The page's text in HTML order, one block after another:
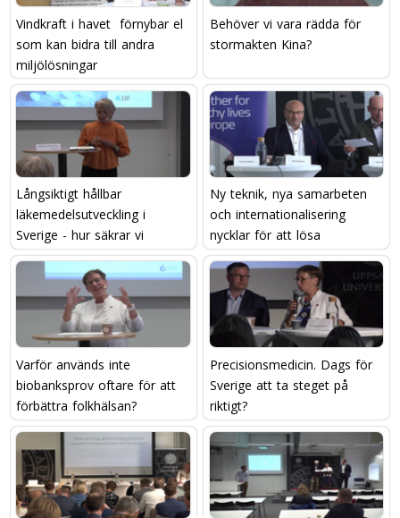
Vindkraft i havet  förnybar el
som kan bidra till andra
miljölösningar
Behöver vi vara rädda för
stormakten Kina?
Långsiktigt hållbar
läkemedelsutveckling i
Sverige - hur säkrar vi
kompetensen?
Ny teknik, nya samarbeten
och internationalisering 
nycklar för att lösa
framtidens utmaningar?
Varför används inte
biobanksprov oftare för att
förbättra folkhälsan?
Precisionsmedicin. Dags för
Sverige att ta steget på
riktigt?